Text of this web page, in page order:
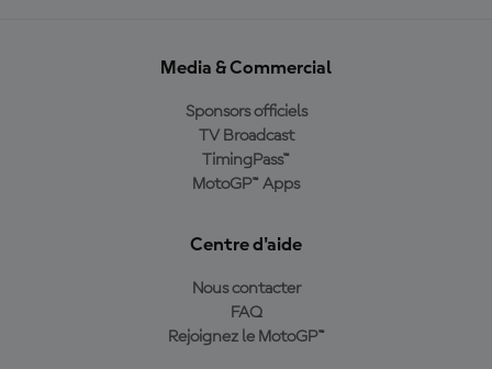
Media & Commercial
Sponsors officiels
TV Broadcast
TimingPass™
MotoGP™ Apps
Centre d'aide
Nous contacter
FAQ
Rejoignez le MotoGP™